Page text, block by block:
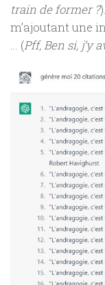
train de former ?
m’ajoutant une
… (Pff, Ben si, j’y